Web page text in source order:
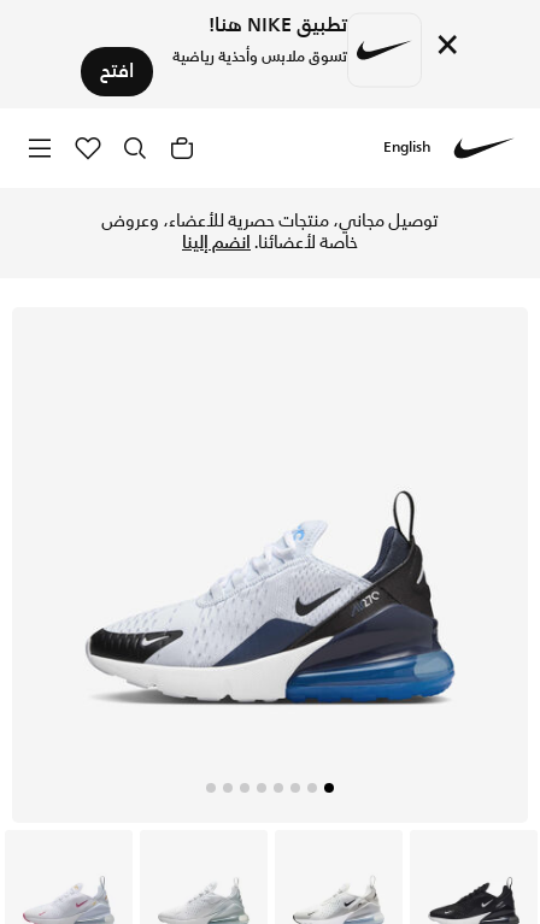
× تطبيق NIKE هنا!
تسوق ملابس وأحذية رياضية افتح
English
توصيل مجاني، منتجات حصرية للأعضاء، وعروض
خاصة لأعضائنا.انضم إلينا
أسود رمادي أبيض أبيض